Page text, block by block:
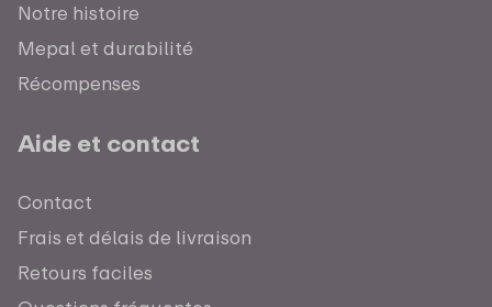
Notre histoire
Mepal et durabilité
Récompenses
Aide et contact
Contact
Frais et délais de livraison
Retours faciles